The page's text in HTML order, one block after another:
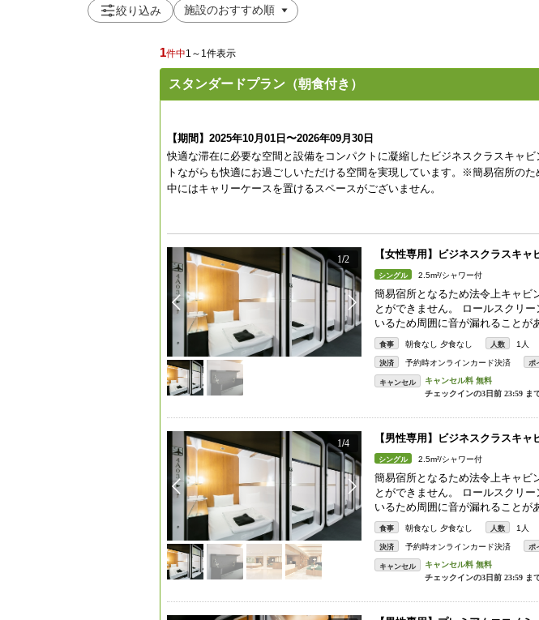
絞り込み
1件中1～1件表示
スタンダードプラン（朝食付き）
【期間】2025年10月01日〜2026年09月30日
快適な滞在に必要な空間と設備をコンパクトに凝縮したビジネスクラスキャ
トながらも快適にお過ごしいただける空間を実現しています。※簡易宿所の
中にはキャリーケースを置けるスペースがございません。
1/2 【女性専用】ビジネスクラスキャ
シングル 2.5m²/シャワー付
簡易宿所となるため法令上キャビ
とができません。 ロールスクリ
いるため周囲に音が漏れることが
食事 朝食なし 夕食なし 人数 1人
決済 予約時オンラインカード決済 ポ
キャンセル
1/4 【男性専用】ビジネスクラスキャ
シングル 2.5m²/シャワー付
簡易宿所となるため法令上キャビ
とができません。 ロールスクリ
いるため周囲に音が漏れることが
食事 朝食なし 夕食なし 人数 1人
決済 予約時オンラインカード決済 ポ
キャンセル